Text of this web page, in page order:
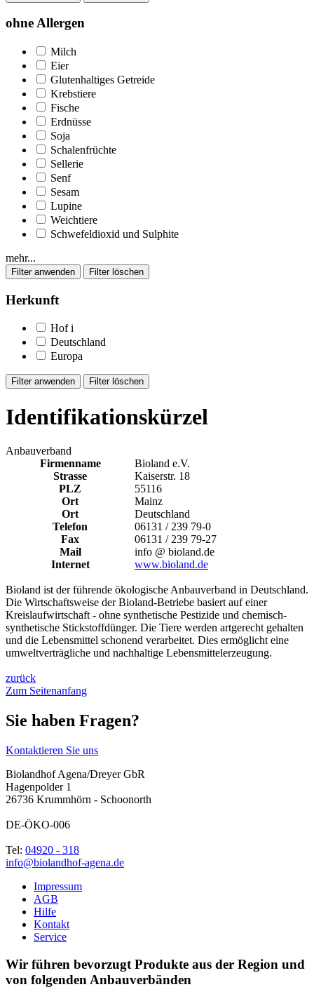
ohne Allergen
Milch
Eier
Glutenhaltiges Getreide
Krebstiere
Fische
Erdnüsse
Soja
Schalenfrüchte
Sellerie
Senf
Sesam
Lupine
Weichtiere
Schwefeldioxid und Sulphite
mehr...
Herkunft
Hof i
Deutschland
Europa
Identifikationskürzel
Anbauverband
Firmenname
Bioland e.V.
Strasse
Kaiserstr. 18
PLZ
55116
Ort
Mainz
Ort
Deutschland
Telefon
06131 / 239 79-0
Fax
06131 / 239 79-27
Mail
info @ bioland.de
Internet
www.bioland.de
Bioland ist der führende ökologische Anbauverband in Deutschland.
Die Wirtschaftsweise der Bioland-Betriebe basiert auf einer
Kreislaufwirtschaft - ohne synthetische Pestizide und chemisch-
synthetische Stickstoffdünger. Die Tiere werden artgerecht gehalten
und die Lebensmittel schonend verarbeitet. Dies ermöglicht eine
umweltverträgliche und nachhaltige Lebensmittelerzeugung.
zurück
Zum Seitenanfang
Sie haben Fragen?
Kontaktieren Sie uns
Biolandhof Agena/Dreyer GbR
Hagenpolder 1
26736 Krummhörn - Schoonorth
DE-ÖKO-006
Tel: 04920 - 318
info@biolandhof-agena.de
Impressum
AGB
Hilfe
Kontakt
Service
Wir führen bevorzugt Produkte aus der Region und
von folgenden Anbauverbänden